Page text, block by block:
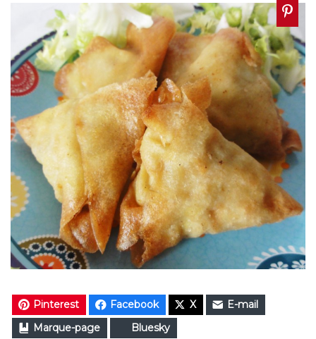
Pinterest Facebook X
E-mail
Marque-page
Bluesky